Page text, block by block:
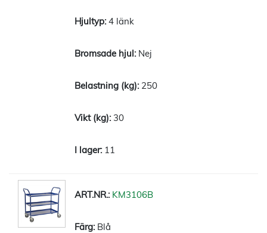
4 länk
Nej
250
30
11
KM3106B
Blå